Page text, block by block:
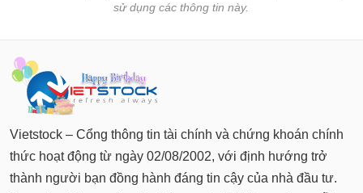
sử dụng các thông tin này.
Vietstock – Cổng thông tin tài chính và chứng khoán chính
thức hoạt động từ ngày 02/08/2002, với định hướng trở
thành người bạn đồng hành đáng tin cậy của nhà đầu tư.